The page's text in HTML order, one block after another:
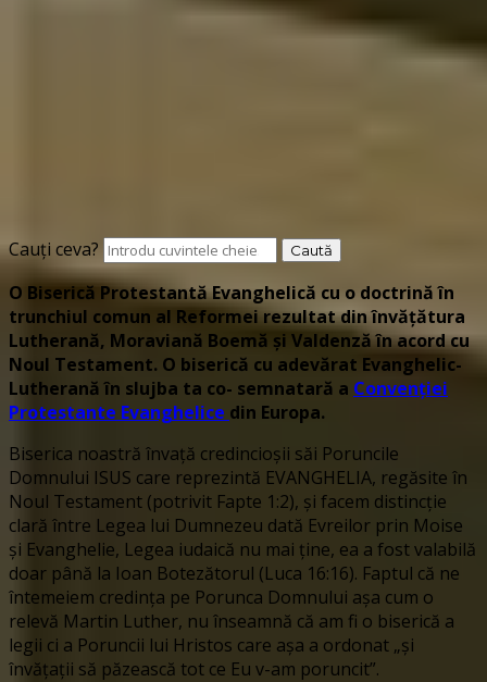
Cauți ceva?
O Biserică Protestantă Evanghelică cu o doctrină în
trunchiul comun al Reformei rezultat din învățătura
Lutherană, Moraviană Boemă și Valdenză în acord cu
Noul Testament. O biserică cu adevărat Evanghelic-
Lutherană în slujba ta co- semnatară a Convenției
Protestante Evanghelice din Europa.
Biserica noastră învață credincioșii săi Poruncile
Domnului ISUS care reprezintă EVANGHELIA, regăsite în
Noul Testament (potrivit Fapte 1:2), și facem distincție
clară între Legea lui Dumnezeu dată Evreilor prin Moise
și Evanghelie, Legea iudaică nu mai ține, ea a fost valabilă
doar până la Ioan Botezătorul (Luca 16:16). Faptul că ne
întemeiem credința pe Porunca Domnului așa cum o
relevă Martin Luther, nu înseamnă că am fi o biserică a
legii ci a Poruncii lui Hristos care așa a ordonat „și
învățații să păzească tot ce Eu v-am poruncit”.